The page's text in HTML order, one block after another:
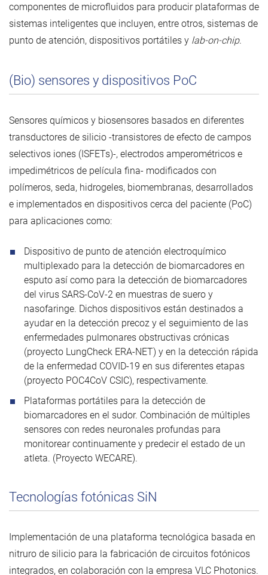
componentes de microfluidos para producir plataformas de
sistemas inteligentes que incluyen, entre otros, sistemas de
punto de atención, dispositivos portátiles y lab-on-chip.
(Bio) sensores y dispositivos PoC
Sensores químicos y biosensores basados en diferentes
transductores de silicio -transistores de efecto de campos
selectivos iones (ISFETs)-, electrodos amperométricos e
impedimétricos de película fina- modificados con
polímeros, seda, hidrogeles, biomembranas, desarrollados
e implementados en dispositivos cerca del paciente (PoC)
para aplicaciones como:
Dispositivo de punto de atención electroquímico
multiplexado para la detección de biomarcadores en
esputo así como para la detección de biomarcadores
del virus SARS-CoV-2 en muestras de suero y
nasofaringe. Dichos dispositivos están destinados a
ayudar en la detección precoz y el seguimiento de las
enfermedades pulmonares obstructivas crónicas
(proyecto LungCheck ERA-NET) y en la detección rápida
de la enfermedad COVID-19 en sus diferentes etapas
(proyecto POC4CoV CSIC), respectivamente.
Plataformas portátiles para la detección de
biomarcadores en el sudor. Combinación de múltiples
sensores con redes neuronales profundas para
monitorear continuamente y predecir el estado de un
atleta. (Proyecto WECARE).
Tecnologías fotónicas SiN
Implementación de una plataforma tecnológica basada en
nitruro de silicio para la fabricación de circuitos fotónicos
integrados, en colaboración con la empresa VLC Photonics.